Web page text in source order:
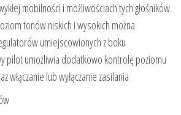
mobilności i możliwościach tych głośników.
tonów niskich i wysokich można
umiejscowionych z boku
pilot umożliwia dodatkowo kontrolę poziomu
włączanie lub wyłączanie zasilania